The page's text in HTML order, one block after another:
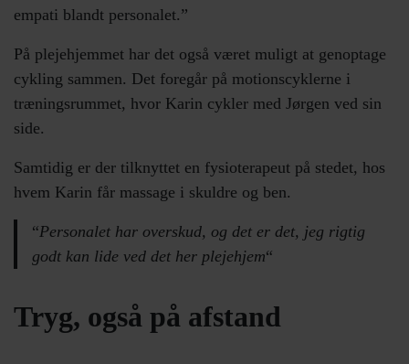
empati blandt personalet.”
På plejehjemmet har det også været muligt at genoptage
cykling sammen. Det foregår på motionscyklerne i
træningsrummet, hvor Karin cykler med Jørgen ved sin
side.
Samtidig er der tilknyttet en fysioterapeut på stedet, hos
hvem Karin får massage i skuldre og ben.
“Personalet har overskud, og det er det, jeg rigtig
godt kan lide ved det her plejehjem“
Tryg, også på afstand